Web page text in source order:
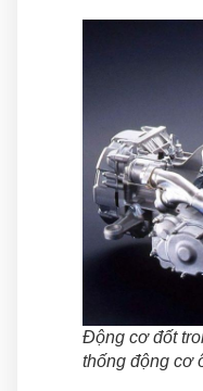
Động cơ đốt
thống động cơ